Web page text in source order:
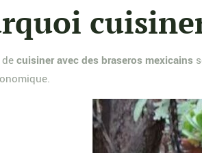
decuisiner avec des braseros mexicains